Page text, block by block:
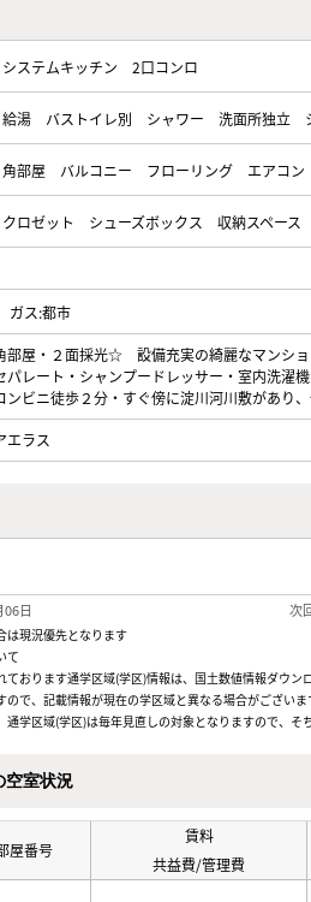
システムキッチン 2口コンロ
給湯 バストイレ別 シャワー 洗面所独立
角部屋 バルコニー フローリング エアコン
クロゼット シューズボックス 収納スペース
ガス:都市
部屋・２面採光☆ 設備充実の綺麗なマンショ
パレート・シャンプードレッサー・室内洗濯機
ンビニ徒歩２分・すぐ傍に淀川河川敷があり、
エラス
日 次
現況優先となります
て
ております通学区域(学区)情報は、国土数値情報ダウ
ので、記載情報が現在の学区域と異なる場合がござい
通学区域(学区)は毎年見直しの対象となりますので、そ
空室状況
屋番号
賃料
共益費/管理費